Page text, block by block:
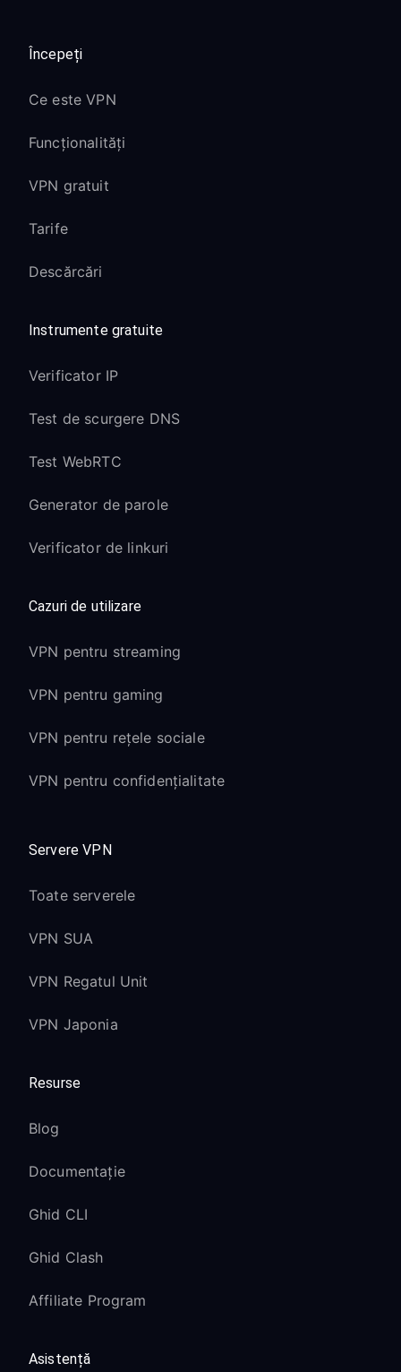
Începeți
Ce este VPN
Funcționalități
VPN gratuit
Tarife
Descărcări
Instrumente gratuite
Verificator IP
Test de scurgere DNS
Test WebRTC
Generator de parole
Verificator de linkuri
Cazuri de utilizare
VPN pentru streaming
VPN pentru gaming
VPN pentru rețele sociale
VPN pentru confidențialitate
Servere VPN
Toate serverele
VPN SUA
VPN Regatul Unit
VPN Japonia
Resurse
Blog
Documentație
Ghid CLI
Ghid Clash
Affiliate Program
Asistență